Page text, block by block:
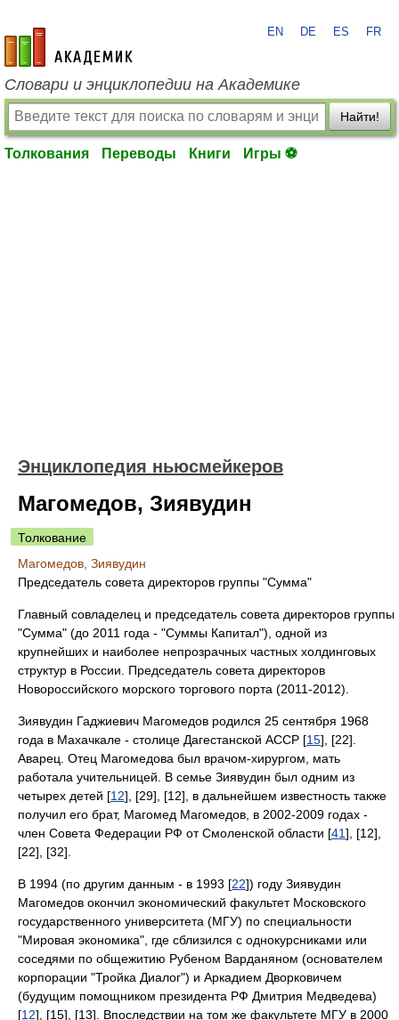
academic.ru
EN DE ES FR
Словари и энциклопедии на Академике
Найти!
Толкования Переводы Книги Игры ⚽
Энциклопедия ньюсмейкеров
Магомедов, Зиявудин
Толкование
Магомедов, Зиявудин
Председатель совета директоров группы "Сумма"
Главный совладелец и председатель совета директоров группы
"Сумма" (до 2011 года - "Суммы Капитал"), одной из
крупнейших и наиболее непрозрачных частных холдинговых
структур в России. Председатель совета директоров
Новороссийского морского торгового порта (2011-2012).
Зиявудин Гаджиевич Магомедов родился 25 сентября 1968
года в Махачкале - столице Дагестанской АССР [15], [22].
Аварец. Отец Магомедова был врачом-хирургом, мать
работала учительницей. В семье Зиявудин был одним из
четырех детей [12], [29], [12], в дальнейшем известность также
получил его брат, Магомед Магомедов, в 2002-2009 годах -
член Совета Федерации РФ от Смоленской области [41], [12],
[22], [32].
В 1994 (по другим данным - в 1993 [22]) году Зиявудин
Магомедов окончил экономический факультет Московского
государственного университета (МГУ) по специальности
"Мировая экономика", где сблизился с однокурсниками или
соседями по общежитию Рубеном Варданяном (основателем
корпорации "Тройка Диалог") и Аркадием Дворковичем
(будущим помощником президента РФ Дмитрия Медведева)
[12], [15], [13]. Впоследствии на том же факультете МГУ в 2000